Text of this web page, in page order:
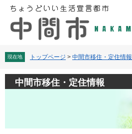
。
て
現在地 トップページ > 中間市移住・定住情報
中間市移住・定住情報